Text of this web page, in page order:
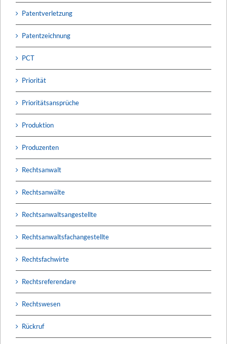
Patentverletzung
Patentzeichnung
PCT
Priorität
Prioritätsansprüche
Produktion
Produzenten
Rechtsanwalt
Rechtsanwälte
Rechtsanwaltsangestellte
Rechtsanwaltsfachangestellte
Rechtsfachwirte
Rechtsreferendare
Rechtswesen
Rückruf